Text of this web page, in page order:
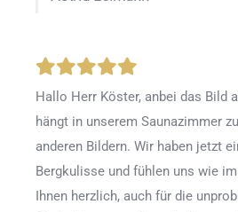
Hallo Herr Köster, anbei das Bild
hängt in unserem Saunazimmer
anderen Bildern. Wir haben jetzt
Bergkulisse und fühlen uns wie
Ihnen herzlich, auch für die